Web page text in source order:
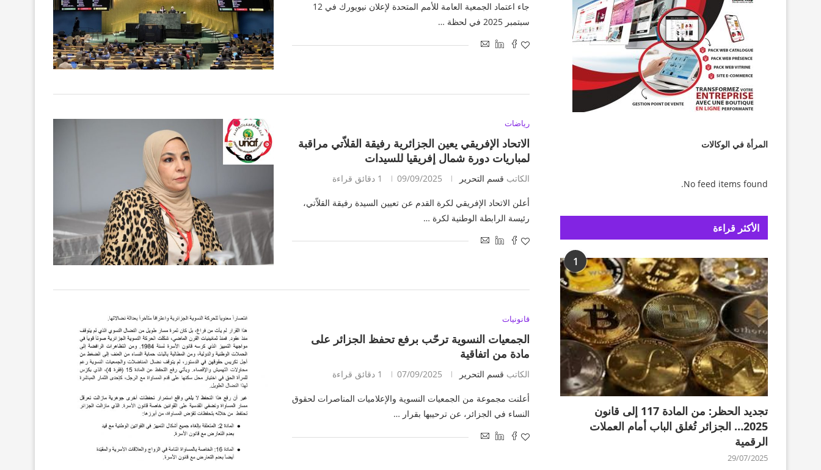
جاء اعتماد الجمعية العامة للأمم المتحدة لإعلان نيويورك في 12
سبتمبر 2025 في لحظة …
رياضات
الاتحاد الإفريقي يعين الجزائرية رفيقة القلاّتي مراقبة
لمباريات دورة شمال إفريقيا للسيدات
الكاتب قسم التحرير 09/09/2025 1 دقائق قراءة
أعلن الاتحاد الإفريقي لكرة القدم عن تعيين السيدة رفيقة القلاّتي،
رئيسة الرابطة الوطنية لكرة …
قانونيات
الجمعيات النسوية ترحّب برفع تحفظ الجزائر على
مادة من اتفاقية
الكاتب قسم التحرير 07/09/2025 1 دقائق قراءة
أعلنت مجموعة من الجمعيات النسوية والإعلاميات المناصرات لحقوق
النساء في الجزائر، عن ترحيبها بقرار …
المرأة في الوكالات
No feed items found.
الأكثر قراءة
1
تجديد الحظر: من المادة 117 إلى قانون
2025… الجزائر تُغلق الباب أمام العملات
الرقمية
29/07/2025